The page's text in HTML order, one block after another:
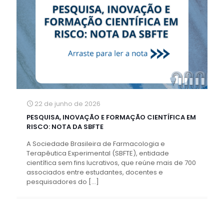
22 de junho de 2026
PESQUISA, INOVAÇÃO E FORMAÇÃO CIENTÍFICA EM
RISCO: NOTA DA SBFTE
A Sociedade Brasileira de Farmacologia e
Terapêutica Experimental (SBFTE), entidade
científica sem fins lucrativos, que reúne mais de 700
associados entre estudantes, docentes e
pesquisadores do […]